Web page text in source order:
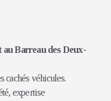
Barreau des Deux-
cachés véhicules.
expertise